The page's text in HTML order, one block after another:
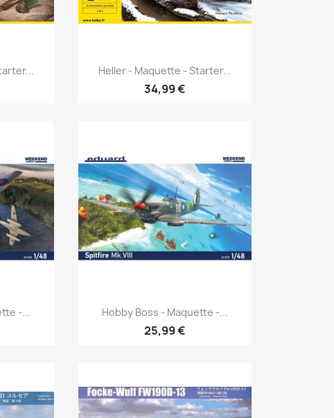
Aperçu rapide
Heller - Maquette - Starter...
34,99 €
-... Aperçu rapide
Hobby Boss - Maquette -...
25,99 €